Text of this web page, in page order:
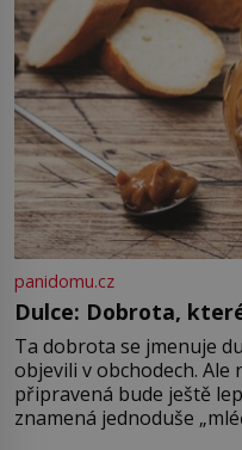
panidomu.cz
Dulce: Dobrota,
Ta dobrota se jmenuje
objevili v obchodech.
připravená bude ještě
znamená jednoduše